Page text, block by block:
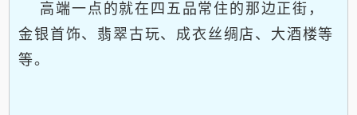
高端一点的就在四五品常住的那边正街，
金银首饰、翡翠古玩、成衣丝绸店、大酒楼等
等。